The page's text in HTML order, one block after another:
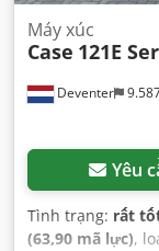
Deventer
Máy xúc
Case 121E
Yêu
Tình trạng: rất
(63,90 mã lực),